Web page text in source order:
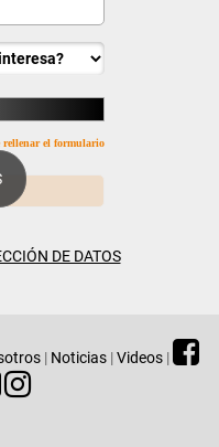
rellenar el formulario
DE DATOS
| Noticias |Videos |